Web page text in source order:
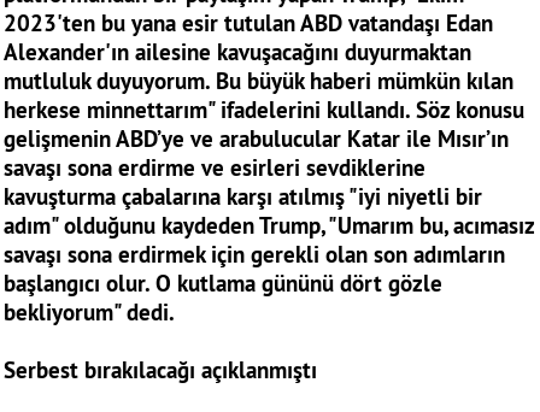
2023'ten bu yana esir tutulan ABD vatandaşı Edan
Alexander'ın ailesine kavuşacağını duyurmaktan
mutluluk duyuyorum. Bu büyük haberi mümkün kılan
herkese minnettarım" ifadelerini kullandı. Söz konusu
gelişmenin ABD’ye ve arabulucular Katar ile Mısır’ın
savaşı sona erdirme ve esirleri sevdiklerine
kavuşturma çabalarına karşı atılmış "iyi niyetli bir
adım" olduğunu kaydeden Trump, "Umarım bu, acımasız
savaşı sona erdirmek için gerekli olan son adımların
başlangıcı olur. O kutlama gününü dört gözle
bekliyorum" dedi.
Serbest bırakılacağı açıklanmıştı